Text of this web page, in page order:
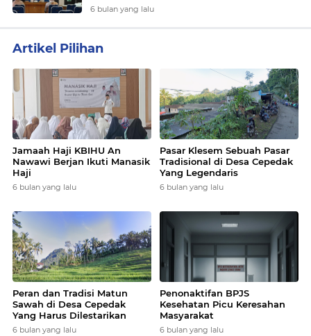
6 bulan yang lalu
Artikel Pilihan
Jamaah Haji KBIHU An
Nawawi Berjan Ikuti Manasik
Haji
6 bulan yang lalu
Pasar Klesem Sebuah Pasar
Tradisional di Desa Cepedak
Yang Legendaris
6 bulan yang lalu
Peran dan Tradisi Matun
Sawah di Desa Cepedak
Yang Harus Dilestarikan
6 bulan yang lalu
Penonaktifan BPJS
Kesehatan Picu Keresahan
Masyarakat
6 bulan yang lalu